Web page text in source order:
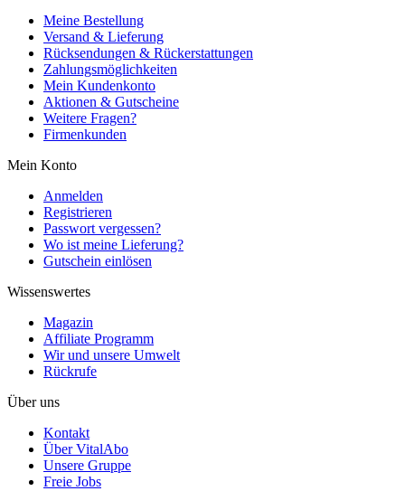
Meine Bestellung
Versand & Lieferung
Rücksendungen & Rückerstattungen
Zahlungsmöglichkeiten
Mein Kundenkonto
Aktionen & Gutscheine
Weitere Fragen?
Firmenkunden
Mein Konto
Anmelden
Registrieren
Passwort vergessen?
Wo ist meine Lieferung?
Gutschein einlösen
Wissenswertes
Magazin
Affiliate Programm
Wir und unsere Umwelt
Rückrufe
Über uns
Kontakt
Über VitalAbo
Unsere Gruppe
Freie Jobs